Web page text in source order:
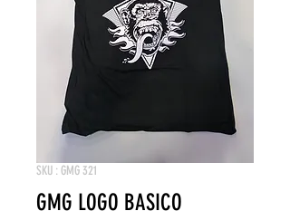
SKU : GMG 321
GMG LOGO BASICO